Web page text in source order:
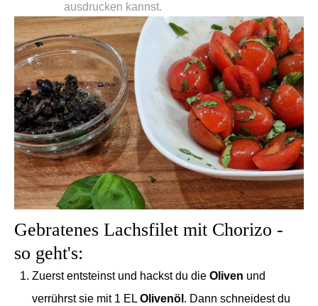
ausdrucken kannst.
Gebratenes Lachsfilet mit Chorizo -
so geht's:
Zuerst entsteinst und hackst du die Oliven und
verrührst sie mit 1 EL Olivenöl . Dann schneidest du